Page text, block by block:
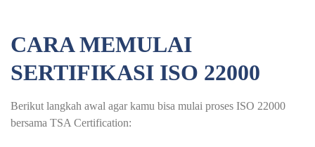
CARA MEMULAI
SERTIFIKASI ISO 22000
Berikut langkah awal agar kamu bisa mulai proses ISO 22000
bersama TSA Certification: